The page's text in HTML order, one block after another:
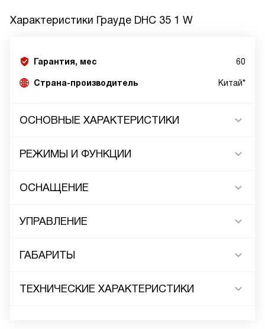
Характеристики Грауде DHC 35 1 W
Гарантия, мес 60
Страна-производитель Китай*
ОСНОВНЫЕ ХАРАКТЕРИСТИКИ
РЕЖИМЫ И ФУНКЦИИ
ОСНАЩЕНИЕ
УПРАВЛЕНИЕ
ГАБАРИТЫ
ТЕХНИЧЕСКИЕ ХАРАКТЕРИСТИКИ